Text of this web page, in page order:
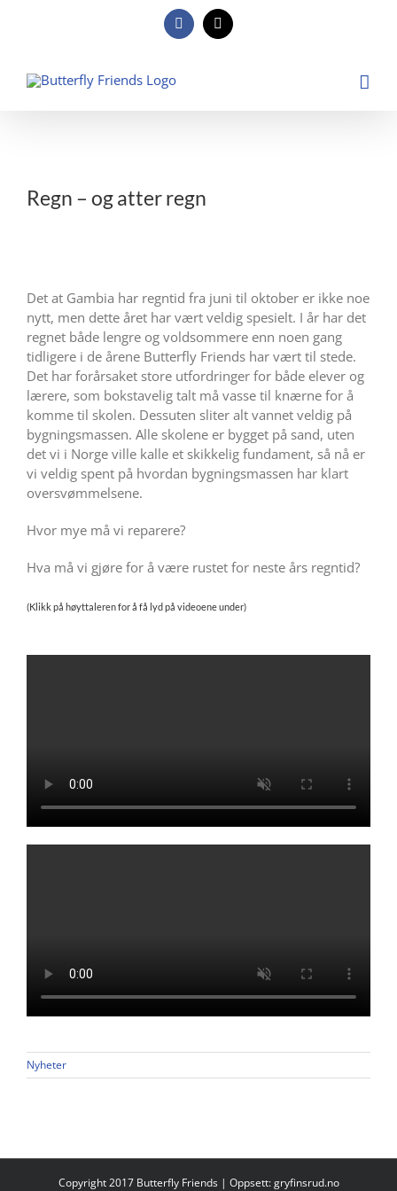
Facebook
E-
post
Larger
Image
Regn – og atter regn
Det at Gambia har regntid fra juni til oktober er ikke noe
nytt, men dette året har vært veldig spesielt. I år har det
regnet både lengre og voldsommere enn noen gang
tidligere i de årene Butterfly Friends har vært til stede.
Det har forårsaket store utfordringer for både elever og
lærere, som bokstavelig talt må vasse til knærne for å
komme til skolen. Dessuten sliter alt vannet veldig på
bygningsmassen. Alle skolene er bygget på sand, uten
det vi i Norge ville kalle et skikkelig fundament, så nå er
vi veldig spent på hvordan bygningsmassen har klart
oversvømmelsene.
Hvor mye må vi reparere?
Hva må vi gjøre for å være rustet for neste års regntid?
(Klikk på høyttaleren for å få lyd på videoene under)
Nyheter
Copyright 2017 Butterfly Friends | Oppsett:gryfinsrud.no